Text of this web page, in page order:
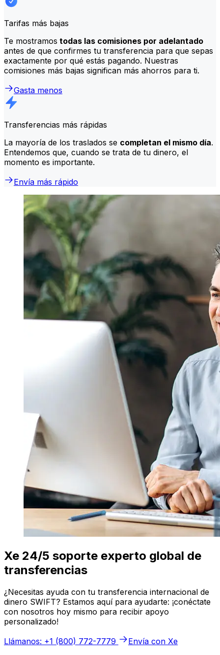
Tarifas más bajas
Te mostramos todas las comisiones por adelantado
antes de que confirmes tu transferencia para que sepas
exactamente por qué estás pagando. Nuestras
comisiones más bajas significan más ahorros para ti.
Gasta menos
Transferencias más rápidas
La mayoría de los traslados se completan el mismo día.
Entendemos que, cuando se trata de tu dinero, el
momento es importante.
Envía más rápido
Xe 24/5 soporte experto global de
transferencias
¿Necesitas ayuda con tu transferencia internacional de
dinero SWIFT? Estamos aquí para ayudarte: ¡conéctate
con nosotros hoy mismo para recibir apoyo
personalizado!
Llámanos: +1 (800) 772-7779
Envía con Xe